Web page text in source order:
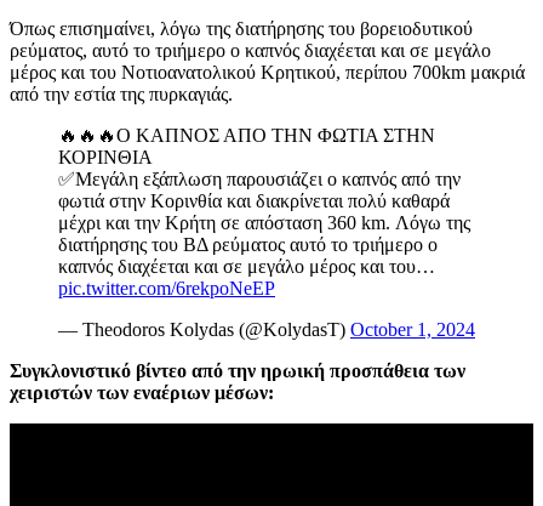
Όπως επισημαίνει, λόγω της διατήρησης του βορειοδυτικού
ρεύματος, αυτό το τριήμερο ο καπνός διαχέεται και σε μεγάλο
μέρος και του Νοτιοανατολικού Κρητικού, περίπου 700km μακριά
από την εστία της πυρκαγιάς.
🔥🔥🔥Ο ΚΑΠΝΟΣ ΑΠΟ ΤΗΝ ΦΩΤΙΑ ΣΤΗΝ
ΚΟΡΙΝΘΙΑ
✅Μεγάλη εξάπλωση παρουσιάζει ο καπνός από την
φωτιά στην Κορινθία και διακρίνεται πολύ καθαρά
μέχρι και την Κρήτη σε απόσταση 360 km. Λόγω της
διατήρησης του ΒΔ ρεύματος αυτό το τριήμερο ο
καπνός διαχέεται και σε μεγάλο μέρος και του…
pic.twitter.com/6rekpoNeEP
— Theodoros Kolydas (@KolydasT) October 1, 2024
Συγκλονιστικό βίντεο από την ηρωική προσπάθεια των
χειριστών των εναέριων μέσων: